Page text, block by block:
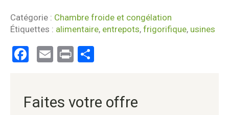
Catégorie : Chambre froide et congélation
Étiquettes : alimentaire, entrepots, frigorifique, usines
Facebook
EmailPrint
Faites votre offre